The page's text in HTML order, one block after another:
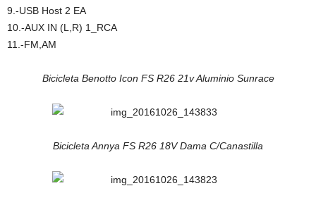
9.-USB Host 2 EA
10.-AUX IN (L,R) 1_RCA
11.-FM,AM
Bicicleta Benotto Icon FS R26 21v Aluminio Sunrace
Bicicleta Annya FS R26 18V Dama C/Canastilla